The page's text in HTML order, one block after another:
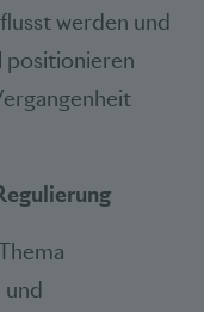
werden und
positionieren
und